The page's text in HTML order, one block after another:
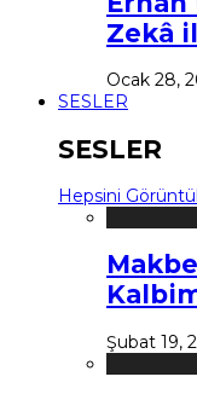
Zekâ
Ocak 28,
SESLER
SESLER
Hepsini
Şubat 19,